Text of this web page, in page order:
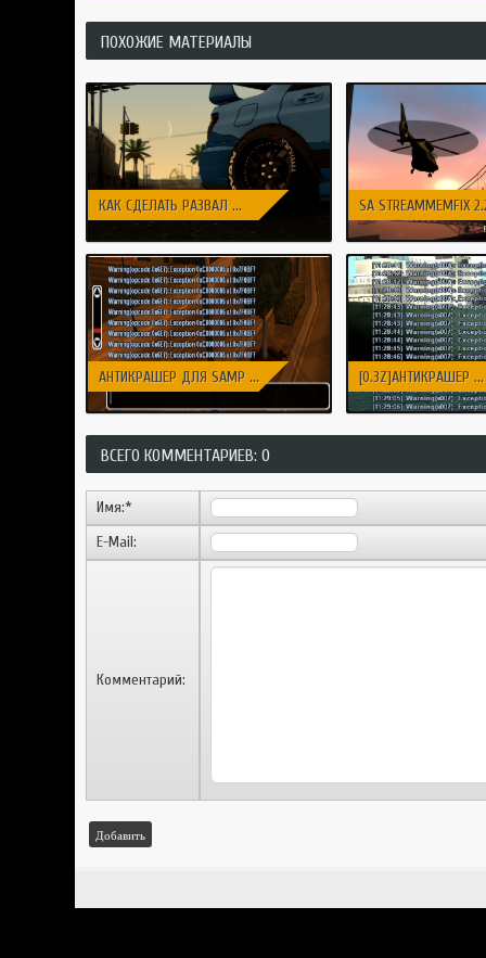
ПОХОЖИЕ МАТЕРИАЛЫ
КАК СДЕЛАТЬ РАЗВАЛ ... SA STREAMMEMFIX
АНТИКРАШЕР ДЛЯ SAMP ... [0.3Z]АНТИКРАШЕР ...
ВСЕГО КОММЕНТАРИЕВ: 0
Имя:*
E-Mail:
Комментарий:
Добавить